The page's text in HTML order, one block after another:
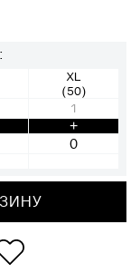
XL
(50)
1
+